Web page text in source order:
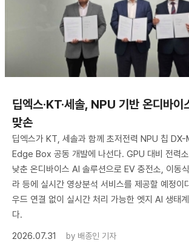
딥엑스·KT·세솔, NPU 기반 온디바
맞손
딥엑스가 KT, 세솔과 함께 초저전력 NPU 칩 DX-
Edge Box 공동 개발에 나선다. GPU 대비 전력소
낮춘 온디바이스 AI 솔루션으로 EV 충전소, 이동
라 등에 실시간 영상분석 서비스를 제공할 예정이
우드 연결 없이 실시간 처리 가능한 엣지 AI 생태
다.
2026.07.31
by 배종인 기자